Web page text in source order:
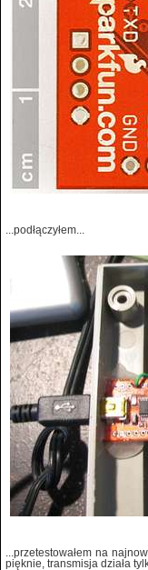
...podłączyłem...
...przetestowałem na
pięknie, transmisja działa